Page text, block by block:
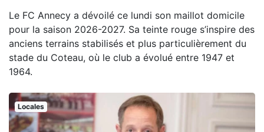
Le FC Annecy a dévoilé ce lundi son maillot domicile
pour la saison 2026-2027. Sa teinte rouge s’inspire des
anciens terrains stabilisés et plus particulièrement du
stade du Coteau, où le club a évolué entre 1947 et
1964.
Locales